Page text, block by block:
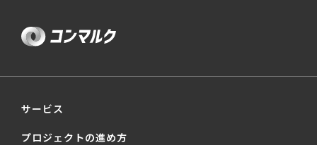
サービス
プロジェクトの進め方